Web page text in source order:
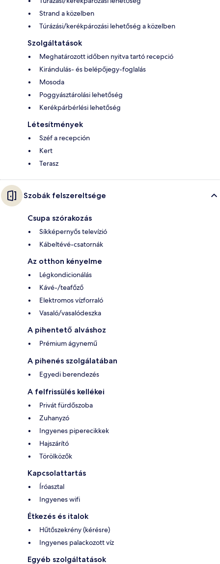
Strand a közelben
Túrázási/kerékpározási lehetőség a közelben
Szolgáltatások
Meghatározott időben nyitva tartó recepció
Kirándulás- és belépőjegy-foglalás
Mosoda
Poggyásztárolási lehetőség
Kerékpárbérlési lehetőség
Létesítmények
Széf a recepción
Kert
Terasz
Szobák felszereltsége
Csupa szórakozás
Síkképernyős televízió
Kábeltévé-csatornák
Az otthon kényelme
Légkondicionálás
Kávé-/teafőző
Elektromos vízforraló
Vasaló/vasalódeszka
A pihentető alváshoz
Prémium ágynemű
A pihenés szolgálatában
Egyedi berendezés
A felfrissülés kellékei
Privát fürdőszoba
Zuhanyzó
Ingyenes piperecikkek
Hajszárító
Törölközők
Kapcsolattartás
Íróasztal
Ingyenes wifi
Étkezés és italok
Hűtőszekrény (kérésre)
Ingyenes palackozott víz
Egyéb szolgáltatások